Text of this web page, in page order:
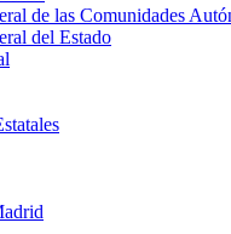
de las Comunidades
del Estado